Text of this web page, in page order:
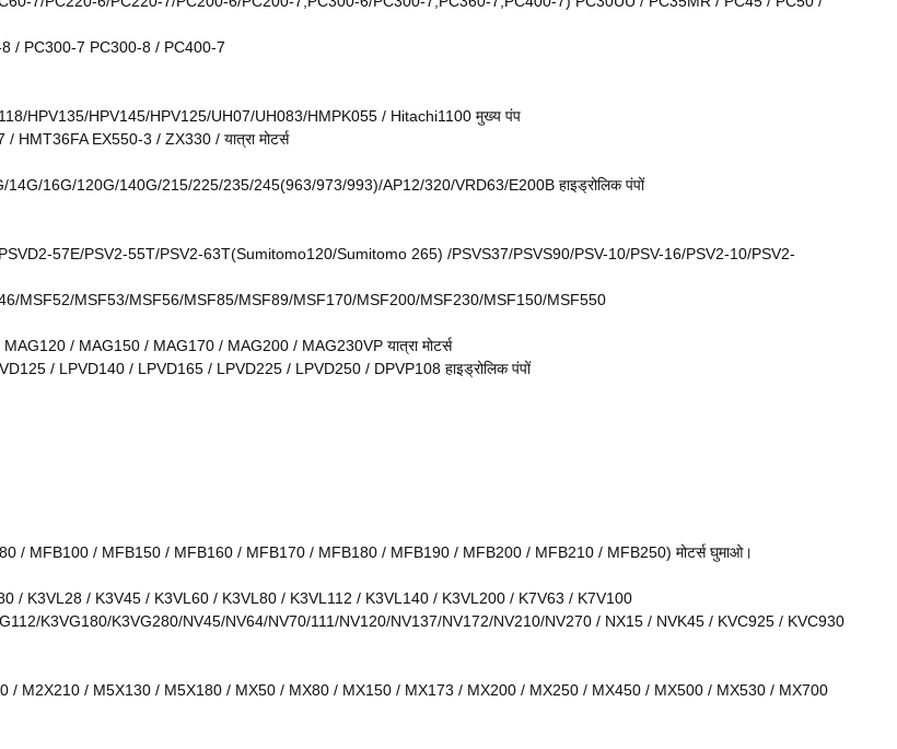
/ PC300-7 PC300-8 / PC400-7
HPV135/HPV145/HPV125/UH07/UH083/HMPK055 / Hitachi1100 मुख्य पंप
EX550-3 / ZX330 / यात्रा मोटर्स
16G/120G/140G/215/225/235/245(963/973/993)/AP12/320/VRD63/E200B हाइड्रोलिक पंपों
57E/PSV2-55T/PSV2-63T(Sumitomo120/Sumitomo 265) /PSVS37/PSVS90/PSV-10/PSV-16/PSV2-10/PSV2-
MSF52/MSF53/MSF56/MSF85/MSF89/MSF170/MSF200/MSF230/MSF150/MSF550
/ MAG150 / MAG170 / MAG200 / MAG230VP यात्रा मोटर्स
/ LPVD140 / LPVD165 / LPVD225 / LPVD250 / DPVP108 हाइड्रोलिक पंपों
/ MFB100 / MFB150 / MFB160 / MFB170 / MFB180 / MFB190 / MFB200 / MFB210 / MFB250) मोटर्स घुमाओ।
/ K3VL28 / K3V45 / K3VL60 / K3VL80 / K3VL112 / K3VL140 / K3VL200 / K7V63 / K7V100
K3VG180/K3VG280/NV45/NV64/NV70/111/NV120/NV137/NV172/NV210/NV270 / NX15 / NVK45 / KVC925 / KVC930
M2X210 / M5X130 / M5X180 / MX50 / MX80 / MX150 / MX173 / MX200 / MX250 / MX450 / MX500 / MX530 / MX700